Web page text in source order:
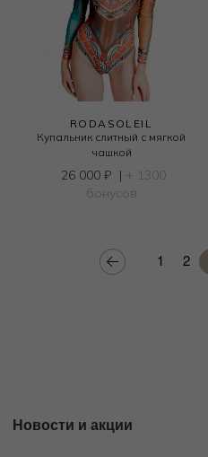
RODASOLEIL
Купальник слитный с мягкой
чашкой
26 000 ₽ | + 1300
бонусов
1 2
Новости и акции